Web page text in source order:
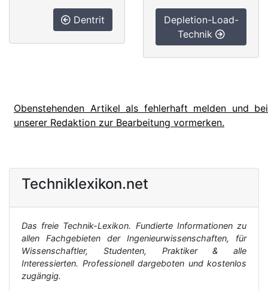
Dentrit
Depletion-Load-
Technik
Obenstehenden Artikel als fehlerhaft melden und bei
unserer Redaktion zur Bearbeitung vormerken.
Techniklexikon.net
Das freie Technik-Lexikon. Fundierte Informationen zu
allen Fachgebieten der Ingenieurwissenschaften, für
Wissenschaftler, Studenten, Praktiker & alle
Interessierten. Professionell dargeboten und kostenlos
zugängig.